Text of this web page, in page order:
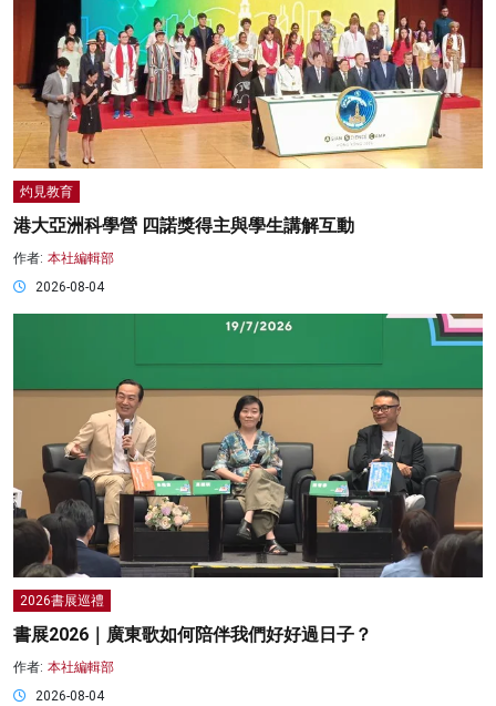
灼見教育
港大亞洲科學營 四諾獎得主與學生講解互動
作者: 本社編輯部
2026-08-04
2026書展巡禮
書展2026｜廣東歌如何陪伴我們好好過日子？
作者: 本社編輯部
2026-08-04